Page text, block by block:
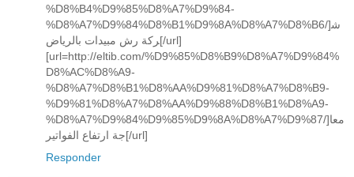
%D8%B4%D9%85%D8%A7%D9%84-
%D8%A7%D9%84%D8%B1%D9%8A%D8%A7%D8%B6/]ش
ركة رش مبيدات بالرياض[/url]
[url=http://eltib.com/%D9%85%D8%B9%D8%A7%D9%84%
D8%AC%D8%A9-
%D8%A7%D8%B1%D8%AA%D9%81%D8%A7%D8%B9-
%D9%81%D8%A7%D8%AA%D9%88%D8%B1%D8%A9-
%D8%A7%D9%84%D9%85%D9%8A%D8%A7%D9%87/]معا
جة ارتفاع الفواتير[/url]
Responder